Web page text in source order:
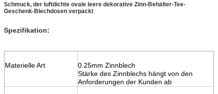
Schmuck, der luftdichte ovale leere dekorative Zinn-Behälter-Tee-
Geschenk-Blechdosen verpackt
Spezifikation:
Materielle Art
0.25mm Zinnblech
Stärke des Zinnblechs hängt von den
Anforderungen der Kunden ab